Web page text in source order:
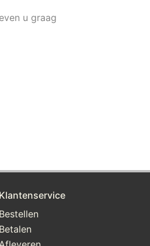
u graag
Klantenservice
Bestellen
Betalen